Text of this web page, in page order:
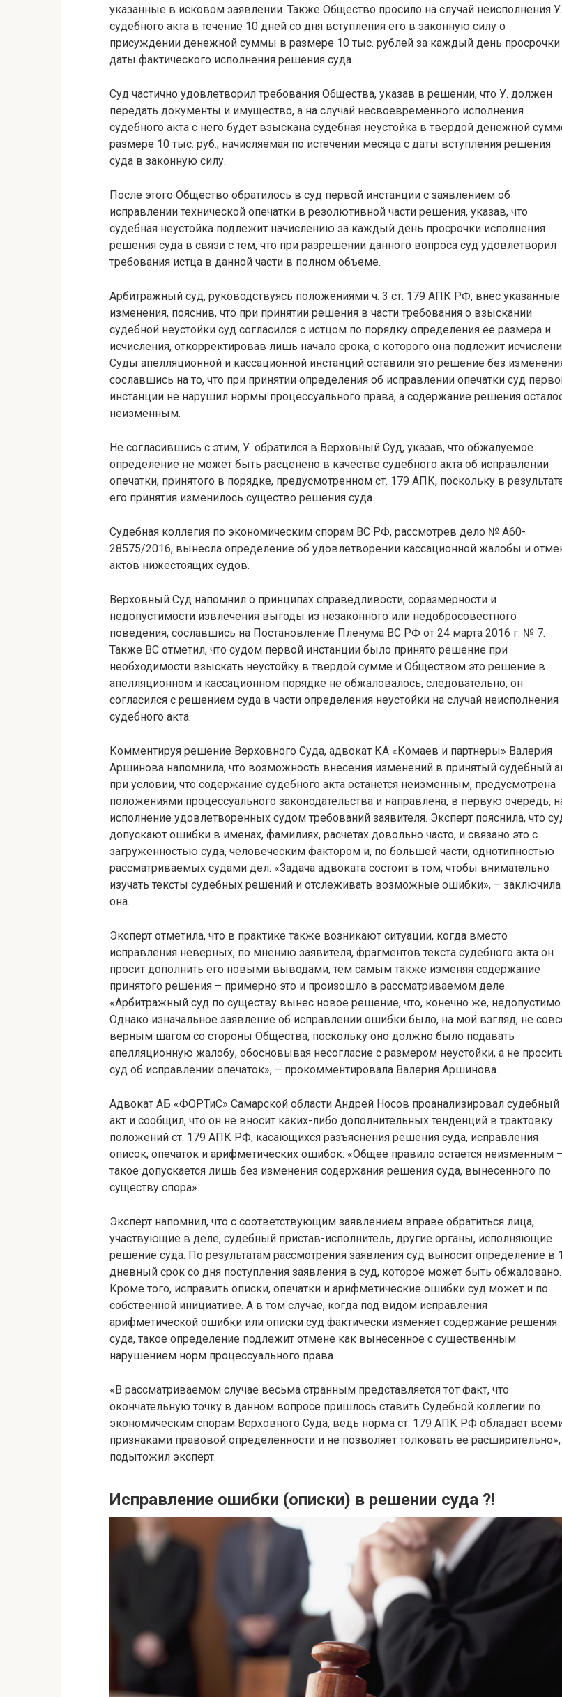
указанные в исковом заявлении. Также Общество просило на случай неисполнения У.
судебного акта в течение 10 дней со дня вступления его в законную силу о
присуждении денежной суммы в размере 10 тыс. рублей за каждый день просрочки
даты фактического исполнения решения суда.
Суд частично удовлетворил требования Общества, указав в решении, что У. должен
передать документы и имущество, а на случай несвоевременного исполнения
судебного акта с него будет взыскана судебная неустойка в твердой денежной
размере 10 тыс. руб., начисляемая по истечении месяца с даты вступления решения
суда в законную силу.
После этого Общество обратилось в суд первой инстанции с заявлением об
исправлении технической опечатки в резолютивной части решения, указав, что
судебная неустойка подлежит начислению за каждый день просрочки исполнения
решения суда в связи с тем, что при разрешении данного вопроса суд удовлетворил
требования истца в данной части в полном объеме.
Арбитражный суд, руководствуясь положениями ч. 3 ст. 179 АПК РФ, внес указанные
изменения, пояснив, что при принятии решения в части требования о взыскании
судебной неустойки суд согласился с истцом по порядку определения ее размера и
исчисления, откорректировав лишь начало срока, с которого она подлежит
Суды апелляционной и кассационной инстанций оставили это решение без
сославшись на то, что при принятии определения об исправлении опечатки суд
инстанции не нарушил нормы процессуального права, а содержание решения
неизменным.
Не согласившись с этим, У. обратился в Верховный Суд, указав, что обжалуемое
определение не может быть расценено в качестве судебного акта об исправлении
опечатки, принятого в порядке, предусмотренном ст. 179 АПК, поскольку в
его принятия изменилось существо решения суда.
Судебная коллегия по экономическим спорам ВС РФ, рассмотрев дело № А60-
28575/2016, вынесла определение об удовлетворении кассационной жалобы и
актов нижестоящих судов.
Верховный Суд напомнил о принципах справедливости, соразмерности и
недопустимости извлечения выгоды из незаконного или недобросовестного
поведения, сославшись на Постановление Пленума ВС РФ от 24 марта 2016 г. № 7.
Также ВС отметил, что судом первой инстанции было принято решение при
необходимости взыскать неустойку в твердой сумме и Обществом это решение в
апелляционном и кассационном порядке не обжаловалось, следовательно, он
согласился с решением суда в части определения неустойки на случай неисполнения
судебного акта.
Комментируя решение Верховного Суда, адвокат КА «Комаев и партнеры» Валерия
Аршинова напомнила, что возможность внесения изменений в принятый судебный
при условии, что содержание судебного акта останется неизменным, предусмотрена
положениями процессуального законодательства и направлена, в первую очередь,
исполнение удовлетворенных судом требований заявителя. Эксперт пояснила, что
допускают ошибки в именах, фамилиях, расчетах довольно часто, и связано это с
загруженностью суда, человеческим фактором и, по большей части, однотипностью
рассматриваемых судами дел. «Задача адвоката состоит в том, чтобы внимательно
изучать тексты судебных решений и отслеживать возможные ошибки», – заключила
она.
Эксперт отметила, что в практике также возникают ситуации, когда вместо
исправления неверных, по мнению заявителя, фрагментов текста судебного акта он
просит дополнить его новыми выводами, тем самым также изменяя содержание
принятого решения – примерно это и произошло в рассматриваемом деле.
«Арбитражный суд по существу вынес новое решение, что, конечно же, недопустимо.
Однако изначальное заявление об исправлении ошибки было, на мой взгляд, не
верным шагом со стороны Общества, поскольку оно должно было подавать
апелляционную жалобу, обосновывая несогласие с размером неустойки, а не
суд об исправлении опечаток», – прокомментировала Валерия Аршинова.
Адвокат АБ «ФОРТиС» Самарской области Андрей Носов проанализировал судебный
акт и сообщил, что он не вносит каких-либо дополнительных тенденций в трактовку
положений ст. 179 АПК РФ, касающихся разъяснения решения суда, исправления
описок, опечаток и арифметических ошибок: «Общее правило остается неизменным –
такое допускается лишь без изменения содержания решения суда, вынесенного по
существу спора».
Эксперт напомнил, что с соответствующим заявлением вправе обратиться лица,
участвующие в деле, судебный пристав-исполнитель, другие органы, исполняющие
решение суда. По результатам рассмотрения заявления суд выносит определение в
дневный срок со дня поступления заявления в суд, которое может быть обжаловано.
Кроме того, исправить описки, опечатки и арифметические ошибки суд может и по
собственной инициативе. А в том случае, когда под видом исправления
арифметической ошибки или описки суд фактически изменяет содержание решения
суда, такое определение подлежит отмене как вынесенное с существенным
нарушением норм процессуального права.
«В рассматриваемом случае весьма странным представляется тот факт, что
окончательную точку в данном вопросе пришлось ставить Судебной коллегии по
экономическим спорам Верховного Суда, ведь норма ст. 179 АПК РФ обладает
признаками правовой определенности и не позволяет толковать ее
подытожил эксперт.
Исправление ошибки (описки) в решении суда ?!